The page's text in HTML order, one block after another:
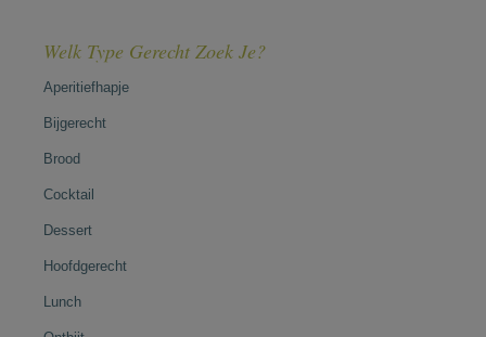
Welk Type Gerecht Zoek Je?
Aperitiefhapje
Bijgerecht
Brood
Cocktail
Dessert
Hoofdgerecht
Lunch